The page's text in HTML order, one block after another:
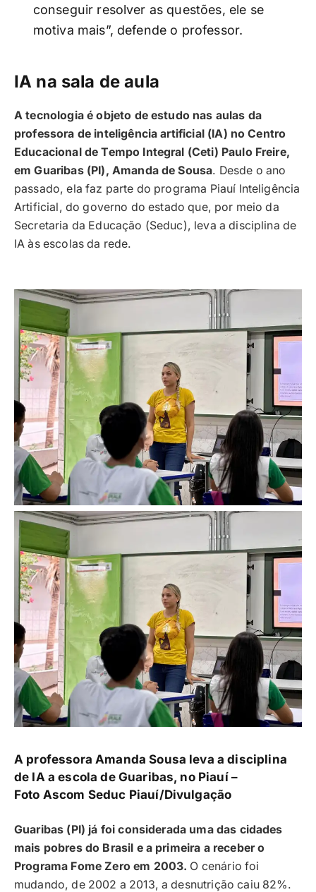
conseguir resolver as questões, ele se
motiva mais”, defende o professor.
IA na sala de aula
A tecnologia é objeto de estudo nas aulas da
professora de inteligência artificial (IA) no Centro
Educacional de Tempo Integral (Ceti) Paulo Freire,
em Guaribas (PI), Amanda de Sousa. Desde o ano
passado, ela faz parte do programa Piauí Inteligência
Artificial, do governo do estado que, por meio da
Secretaria da Educação (Seduc), leva a disciplina de
IA às escolas da rede.
A professora Amanda Sousa leva a disciplina
de IA a escola de Guaribas, no Piauí –
Foto Ascom Seduc Piauí/Divulgação
Guaribas (PI) já foi considerada uma das cidades
mais pobres do Brasil e a primeira a receber o
Programa Fome Zero em 2003. O cenário foi
mudando, de 2002 a 2013, a desnutrição caiu 82%.